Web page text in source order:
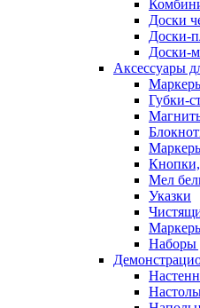
Доски
Доски-
Доски-
Аксессуары
Губки-
Кнопки,
Мел
Указки
Наборы